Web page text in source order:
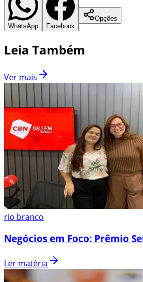
WhatsApp Facebook
Opções
Leia Também
Ver mais
rio branco
Negócios em Foco: Prêmio
Ler matéria